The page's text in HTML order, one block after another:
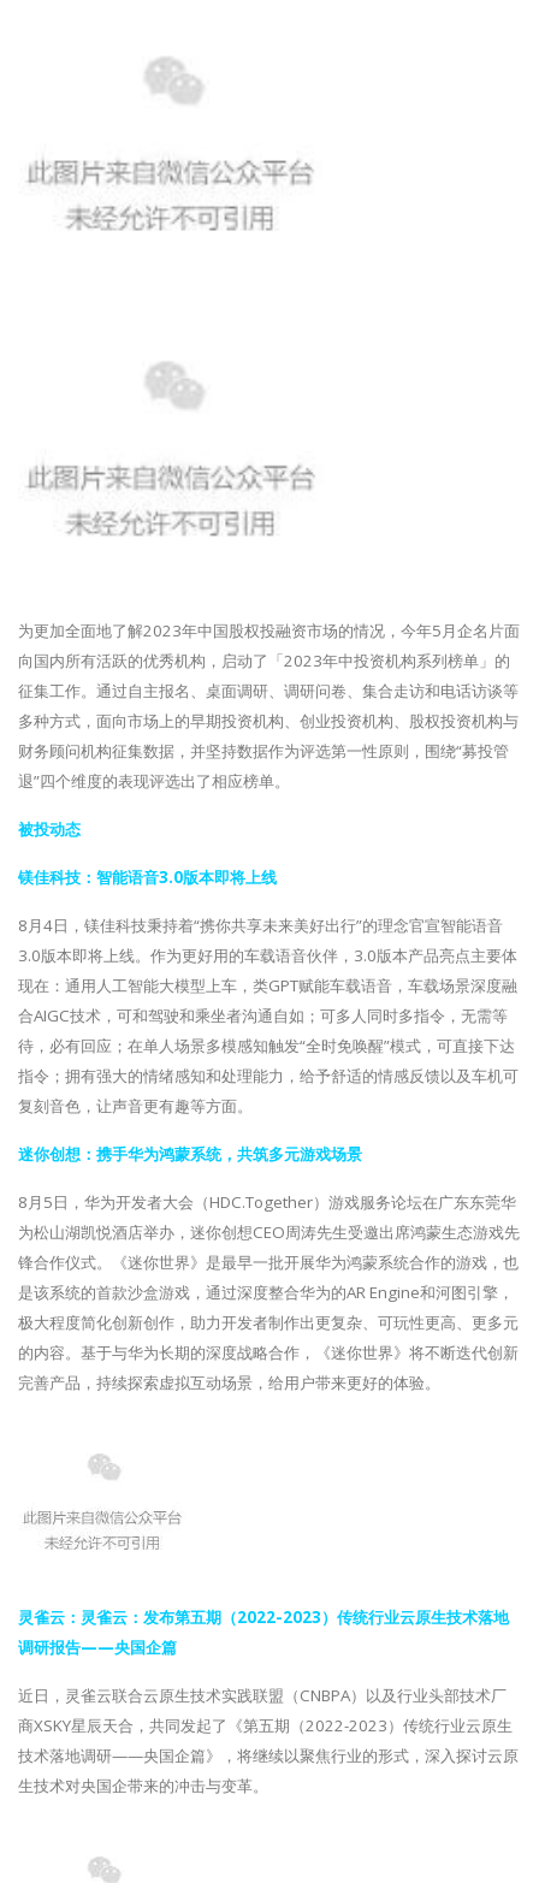
为更加全面地了解2023年中国股权投融资市场的情况，今年5月企名片面
向国内所有活跃的优秀机构，启动了「2023年中投资机构系列榜单」的
征集工作。通过自主报名、桌面调研、调研问卷、集合走访和电话访谈等
多种方式，面向市场上的早期投资机构、创业投资机构、股权投资机构与
财务顾问机构征集数据，并坚持数据作为评选第一性原则，围绕“募投管
退”四个维度的表现评选出了相应榜单。
被投动态
镁佳科技：智能语音3.0版本即将上线
8月4日，镁佳科技秉持着“携你共享未来美好出行”的理念官宣智能语音
3.0版本即将上线。作为更好用的车载语音伙伴，3.0版本产品亮点主要体
现在：通用人工智能大模型上车，类GPT赋能车载语音，车载场景深度融
合AIGC技术，可和驾驶和乘坐者沟通自如；可多人同时多指令，无需等
待，必有回应；在单人场景多模感知触发“全时免唤醒”模式，可直接下达
指令；拥有强大的情绪感知和处理能力，给予舒适的情感反馈以及车机可
复刻音色，让声音更有趣等方面。
迷你创想：携手华为鸿蒙系统，共筑多元游戏场景
8月5日，华为开发者大会（HDC.Together）游戏服务论坛在广东东莞华
为松山湖凯悦酒店举办，迷你创想CEO周涛先生受邀出席鸿蒙生态游戏先
锋合作仪式。《迷你世界》是最早一批开展华为鸿蒙系统合作的游戏，也
是该系统的首款沙盒游戏，通过深度整合华为的AR Engine和河图引擎，
极大程度简化创新创作，助力开发者制作出更复杂、可玩性更高、更多元
的内容。基于与华为长期的深度战略合作，《迷你世界》将不断迭代创新
完善产品，持续探索虚拟互动场景，给用户带来更好的体验。
灵雀云：灵雀云：发布第五期（2022-2023）传统行业云原生技术落地
调研报告——央国企篇
近日，灵雀云联合云原生技术实践联盟（CNBPA）以及行业头部技术厂
商XSKY星辰天合，共同发起了《第五期（2022-2023）传统行业云原生
技术落地调研——央国企篇》，将继续以聚焦行业的形式，深入探讨云原
生技术对央国企带来的冲击与变革。